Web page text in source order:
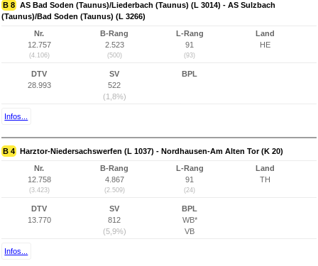
B 8 AS Bad Soden (Taunus)/Liederbach (Taunus) (L 3014) - AS Sulzbach
(Taunus)/Bad Soden (Taunus) (L 3266)
Nr.
12.757
(4.106)
B-Rang
2.523
(500)
L-Rang
91
(93)
Land
HE
DTV
28.993
SV
522
(1,8%)
BPL
Infos...
B 4 Harztor-Niedersachswerfen (L 1037) - Nordhausen-Am Alten Tor (K 20)
Nr.
12.758
(3.423)
B-Rang
4.867
(2.509)
L-Rang
91
(24)
Land
TH
DTV
13.770
SV
812
(5,9%)
BPL
WB*
VB
Infos...